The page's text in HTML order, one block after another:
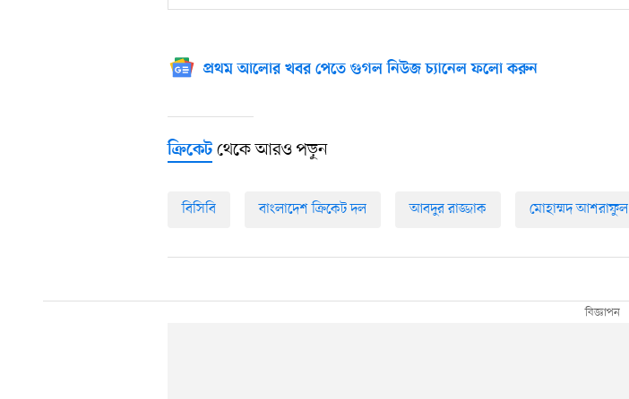
প্রথম আলোর খবর পেতে গুগল নিউজ চ্যানেল ফলো করুন
ক্রিকেটথেকে আরও পড়ুন
বিসিবি বাংলাদেশ ক্রিকেট দল আবদুর রাজ্জাক মোহাম্মদ আশরাফুল